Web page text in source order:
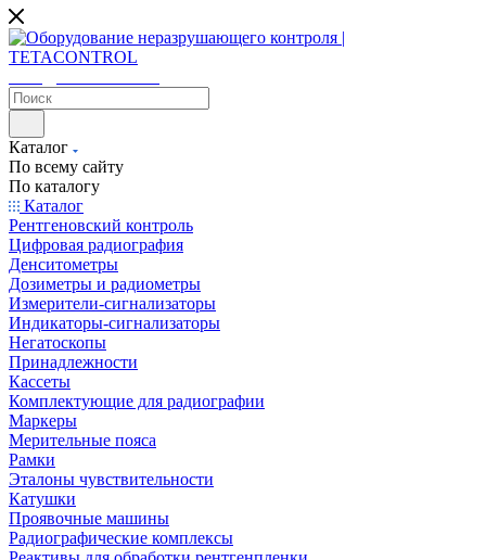
Каталог
По всему сайту
По каталогу
Каталог
Рентгеновский контроль
Цифровая радиография
Денситометры
Дозиметры и радиометры
Измерители-сигнализаторы
Индикаторы-сигнализаторы
Негатоскопы
Принадлежности
Кассеты
Комплектующие для радиографии
Маркеры
Мерительные пояса
Рамки
Эталоны чувствительности
Катушки
Проявочные машины
Радиографические комплексы